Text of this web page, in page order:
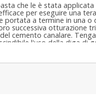
che le è stata
per eseguire una
portata a termine in una
successiva otturazione
cemento canalare.
l'uso della diga di
infiltrazioni salivari
sarà un